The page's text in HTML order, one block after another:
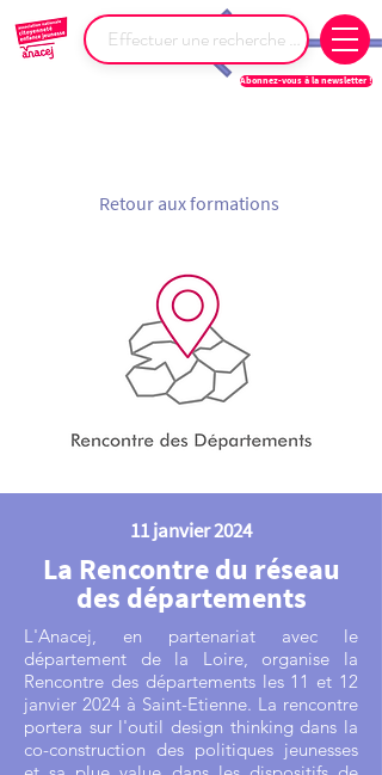
Abonnez-vous à la newsletter !
Retour aux formations
11 janvier 2024
La Rencontre du réseau
des départements
L'Anacej, en partenariat avec le
département de la Loire, organise la
Rencontre des départements les 11 et 12
janvier 2024 à Saint-Etienne. La rencontre
portera sur l'outil design thinking dans la
co-construction des politiques jeunesses